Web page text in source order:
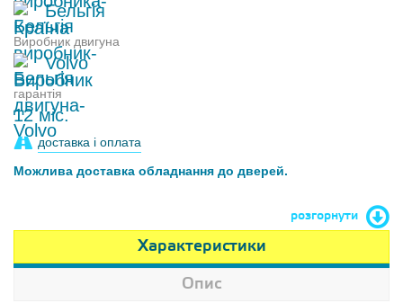
Бельгія
Виробник двигуна
Volvo
гарантія
12 міс.
доставка і оплата
Можлива доставка обладнання до дверей.
розгорнути
Характеристики
Опис